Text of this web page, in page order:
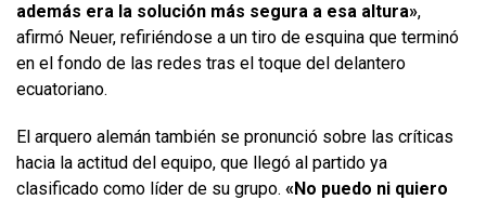
además era la solución más segura a esa altura»,
afirmó Neuer, refiriéndose a un tiro de esquina que terminó
en el fondo de las redes tras el toque del delantero
ecuatoriano.
El arquero alemán también se pronunció sobre las críticas
hacia la actitud del equipo, que llegó al partido ya
clasificado como líder de su grupo. «No puedo ni quiero